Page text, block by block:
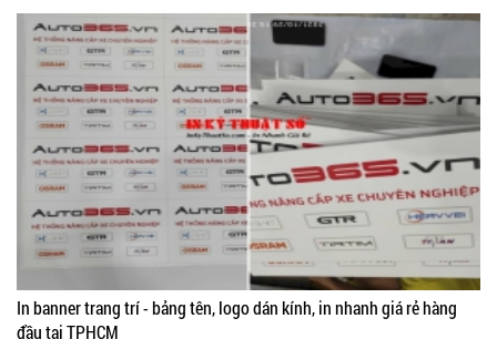
In banner trang trí - bảng tên, logo dán kính, in nhanh giá rẻ hàng
đầu tại TPHCM